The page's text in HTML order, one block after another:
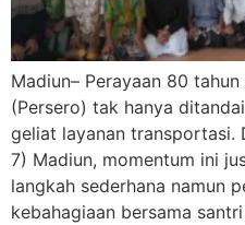
Madiun– Perayaan 80
(Persero) tak hanya
geliat layanan transportasi.
7) Madiun, momentum ini
langkah sederhana namun
kebahagiaan bersama